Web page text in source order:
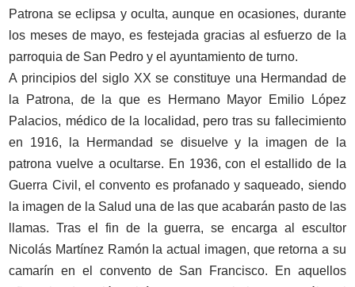
Patrona se eclipsa y oculta, aunque en ocasiones, durante
los meses de mayo, es festejada gracias al esfuerzo de la
parroquia de San Pedro y el ayuntamiento de turno.
A principios del siglo XX se constituye una Hermandad de
la Patrona, de la que es Hermano Mayor Emilio López
Palacios, médico de la localidad, pero tras su fallecimiento
en 1916, la Hermandad se disuelve y la imagen de la
patrona vuelve a ocultarse. En 1936, con el estallido de la
Guerra Civil, el convento es profanado y saqueado, siendo
la imagen de la Salud una de las que acabarán pasto de las
llamas. Tras el fin de la guerra, se encarga al escultor
Nicolás Martínez Ramón la actual imagen, que retorna a su
camarín en el convento de San Francisco. En aquellos